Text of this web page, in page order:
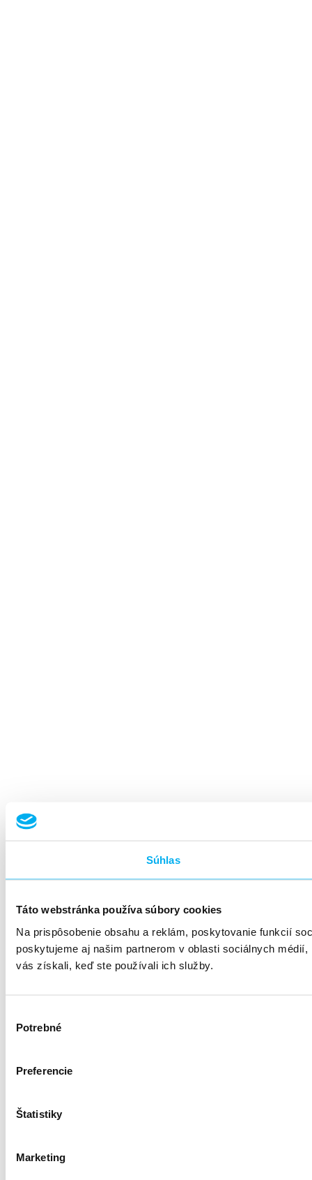
Súhlas
Táto webstránka používa súbory cookies
Na prispôsobenie obsahu a reklám, poskytovanie funkcií
poskytujeme aj našim partnerom v oblasti sociálnych
vás získali, keď ste používali ich služby.
súhlasu
Potrebné
Preferencie
Štatistiky
Marketing